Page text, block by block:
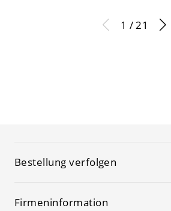
1 / 21
Bestellung verfolgen
Firmeninformation